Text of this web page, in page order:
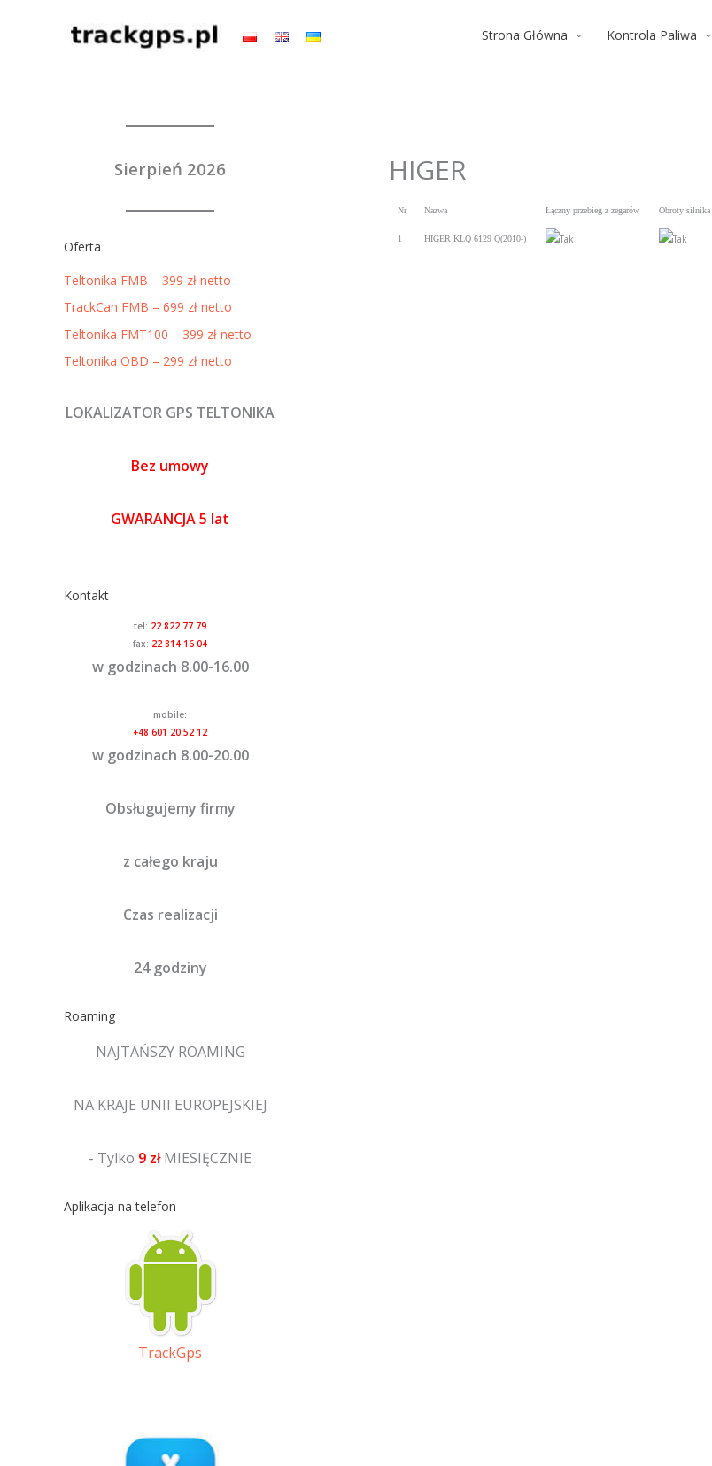
Strona Główna Kontrola Paliwa
Sierpień 2026
Oferta
Teltonika FMB – 399 zł netto
TrackCan FMB – 699 zł netto
Teltonika FMT100 – 399 zł netto
Teltonika OBD – 299 zł netto
LOKALIZATOR GPS TELTONIKA
Bez umowy
GWARANCJA 5 lat
Kontakt
tel: 22 822 77 79
fax: 22 814 16 04
w godzinach 8.00-16.00
mobile:
+48 601 20 52 12
w godzinach 8.00-20.00
Obsługujemy firmy
z całego kraju
Czas realizacji
24 godziny
Roaming
NAJTAŃSZY ROAMING
NA KRAJE UNII EUROPEJSKIEJ
- Tylko 9 złMIESIĘCZNIE
Aplikacja na telefon
TrackGps
HIGER
Nr Nazwa Łączny przebieg z zegarów Obroty silnika
1 HIGER KLQ 6129 Q(2010-)